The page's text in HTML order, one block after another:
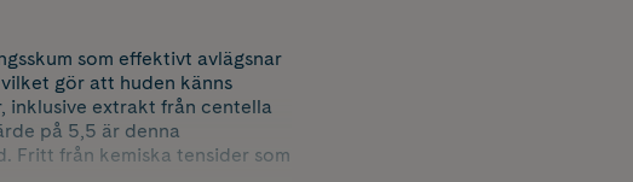
som effektivt avlägsnar
gör att huden känns
inklusive extrakt från centella
på 5,5 är denna
Fritt från kemiska tensider som